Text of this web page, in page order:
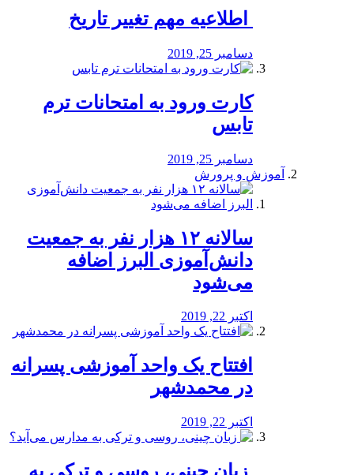
️ اطلاعیه مهم تغییر تاریخ
دسامبر 25, 2019
کارت ورود به امتحانات ترم
تابس
دسامبر 25, 2019
آموزش و پرورش
️سالانه ۱۲ هزار نفر به جمعیت
دانش‌آموزی البرز اضافه
می‌شود
اکتبر 22, 2019
افتتاح یک واحد آموزشی پسرانه
در محمدشهر
اکتبر 22, 2019